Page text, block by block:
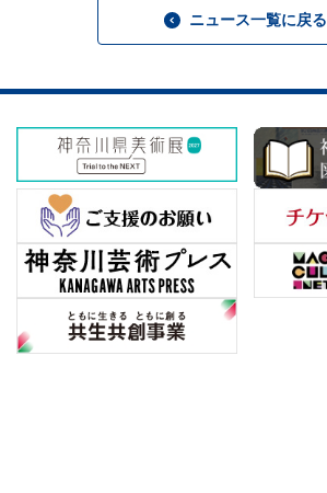
ニュース一覧に戻る